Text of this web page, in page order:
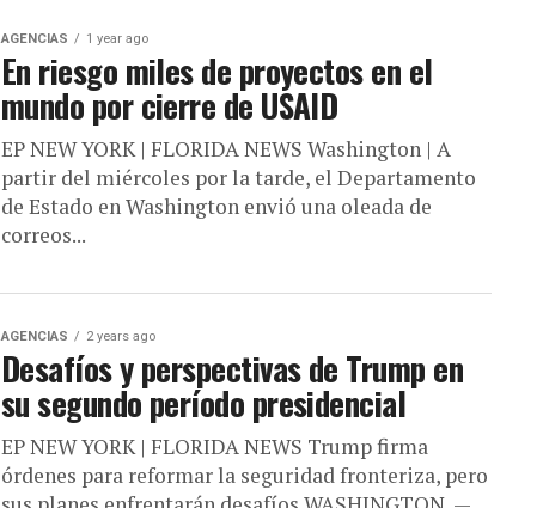
AGENCIAS 1 year ago
En riesgo miles de proyectos en el
mundo por cierre de USAID
EP NEW YORK | FLORIDA NEWS Washington | A
partir del miércoles por la tarde, el Departamento
de Estado en Washington envió una oleada de
correos...
AGENCIAS 2 years ago
Desafíos y perspectivas de Trump en
su segundo período presidencial
EP NEW YORK | FLORIDA NEWS Trump firma
órdenes para reformar la seguridad fronteriza, pero